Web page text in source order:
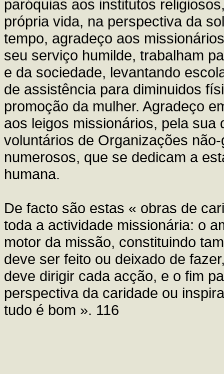
paróquias aos institutos
própria vida, na perspectiva da
tempo, agradeço aos
seu serviço humilde, trabalham
e da sociedade, levantando
de assistência para diminuidos
promoção da mulher. Agradeço
aos leigos missionários, pela
voluntários de Organizações
numerosos, que se dedicam a
humana.
De facto são estas « obras de
toda a actividade missionária: o
motor da missão, constituindo
deve ser feito ou deixado de
deve dirigir cada acção, e o fim
perspectiva da caridade ou
tudo é bom ». 116